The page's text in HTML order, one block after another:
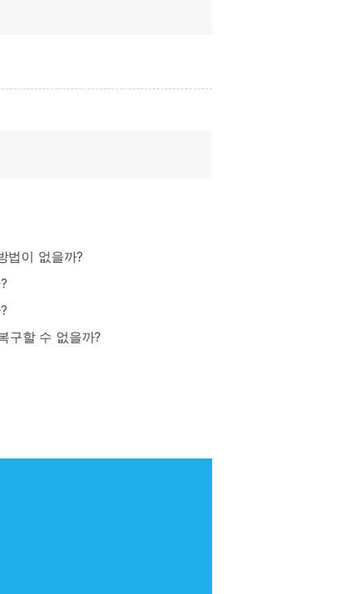
법이 없을까?
구할 수 없을까?